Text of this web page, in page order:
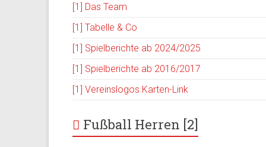
[1] Das Team
[1] Tabelle & Co
[1] Spielberichte ab 2024/2025
[1] Spielberichte ab 2016/2017
[1] Vereinslogos Karten-Link
Fußball Herren [2]